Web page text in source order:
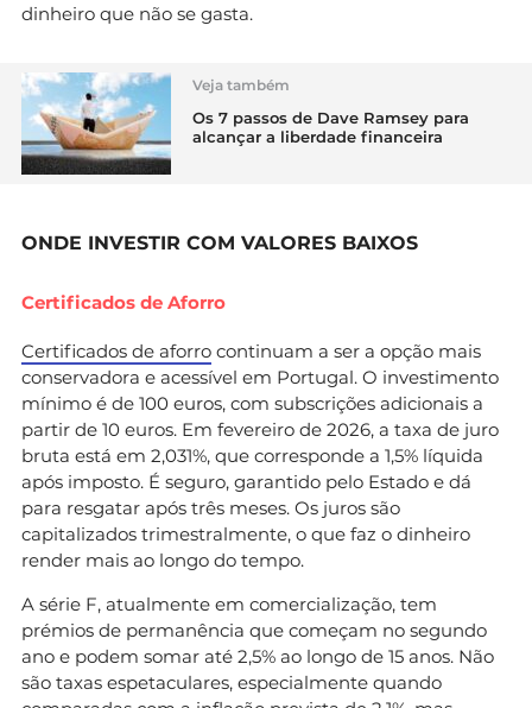
dinheiro que não se gasta.
Veja também
Os 7 passos de Dave Ramsey para
alcançar a liberdade financeira
ONDE INVESTIR COM VALORES BAIXOS
Certificados de Aforro
Certificados de aforro continuam a ser a opção mais
conservadora e acessível em Portugal. O investimento
mínimo é de 100 euros, com subscrições adicionais a
partir de 10 euros. Em fevereiro de 2026, a taxa de juro
bruta está em 2,031%, que corresponde a 1,5% líquida
após imposto. É seguro, garantido pelo Estado e dá
para resgatar após três meses. Os juros são
capitalizados trimestralmente, o que faz o dinheiro
render mais ao longo do tempo.
A série F, atualmente em comercialização, tem
prémios de permanência que começam no segundo
ano e podem somar até 2,5% ao longo de 15 anos. Não
são taxas espetaculares, especialmente quando